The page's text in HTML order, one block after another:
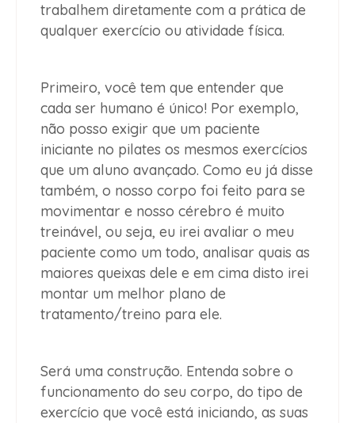
trabalhem diretamente com a prática de
qualquer exercício ou atividade física.
Primeiro, você tem que entender que
cada ser humano é único! Por exemplo,
não posso exigir que um paciente
iniciante no pilates os mesmos exercícios
que um aluno avançado. Como eu já disse
também, o nosso corpo foi feito para se
movimentar e nosso cérebro é muito
treinável, ou seja, eu irei avaliar o meu
paciente como um todo, analisar quais as
maiores queixas dele e em cima disto irei
montar um melhor plano de
tratamento/treino para ele.
Será uma construção. Entenda sobre o
funcionamento do seu corpo, do tipo de
exercício que você está iniciando, as suas